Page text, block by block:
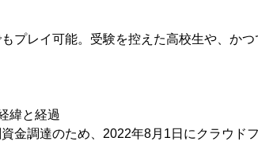
プレイ可能。受験を控えた高校生や、か
緯と経過
金調達のため、2022年8月1日にクラウド